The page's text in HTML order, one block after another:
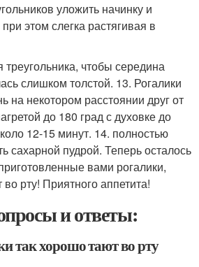
уложить начинку и
этом слегка растягивая в
треугольника, чтобы середина
слишком толстой. 13. Рогалики
на некотором расстоянии друг от
до 180 град с духовке до
12-15 минут. 14. полностью
сахарной пудрой. Теперь осталось
вами рогалики,
рту! Приятного аппетита!
и ответы:
так хорошо тают во рту